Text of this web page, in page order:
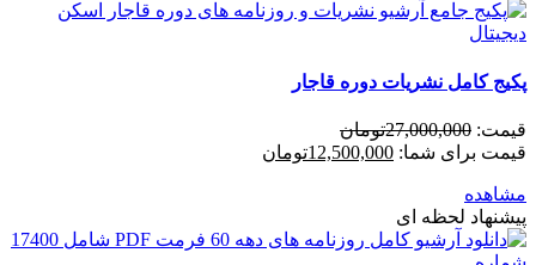
پکیج کامل نشریات دوره قاجار
قیمت: 27,000,000تومان
قیمت برای شما: 12,500,000تومان
مشاهده
پیشنهاد لحظه ای